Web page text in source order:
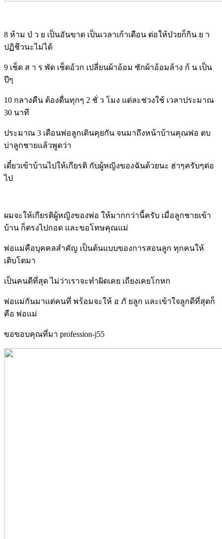
8 ห้าม ป่ ว ย เป็นอันขาด เป็นเวลาเก้าเดือน ต่อให้ป่วยก็กิน ย า
ปฏิชีวนะไม่ได้
9 เช็ด ส า ร พัด เช็ดอ้วก เปลี่ยนผ้าอ้อม ซักผ้าอ้อมล้าง ก้ น เป็น
ปีๆ
10 กลางคืน ต้องตื่นทุกๆ 2 ชั่ ว โมง แต่ละช่วงใช้ เวลาประมาณ
30 นาที
ประมาณ 3 เดือนพ่อลูกเดินคุยกัน จนมาถึงหน้าบ้านคุณพ่อ ตบ
บ่าลูกชายแล้วพูดว่า
เดี๋ยวเข้าบ้านไปให้เกียรติ กับผู้หญิงของฉันด้วยนะ ฮ่าๆครับๆต่อ
ไป
ผมจะให้เกียรติผู้หญิงของพ่อ ให้มากกว่านี้ครับ เมื่อลูกชายเข้า
บ้าน ก็ตรงไปกอด และขอโทษคุณแม่
พ่อแม่คือบุคคลสำคัญ เป็นต้นแบบของการสอนลูก ทุกคนให้
เติบโตมา
เป็นคนดีที่สุด ไม่ว่าเราจะทำผิดเคย เถียงเคยโกหก
พ่อแม่กันมาแต่คนที่ พร้อมจะให้ อ ภั ยลูก และเข้าใจลูกดีที่สุดก็
คือ พ่อแม่
ขอขอบคุณที่มา profession-j55